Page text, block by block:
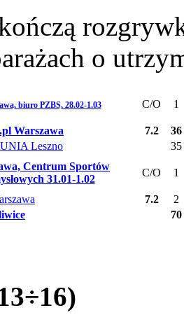
o
biuro PZBS, 28.02-1.03 C/O 1
Warszawa 7.2
36
Leszno
35
Centrum Sportów
31.01-1.02
C/O 1
7.2
2
70